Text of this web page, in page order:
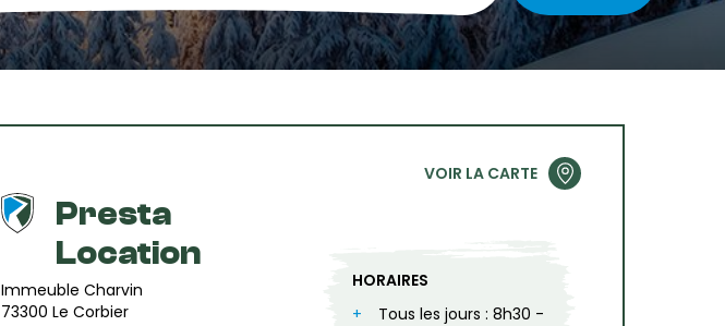
VOIR LA CARTE
Presta
Location
Immeuble Charvin
73300 Le Corbier
HORAIRES
Tous les jours : 8h30 -